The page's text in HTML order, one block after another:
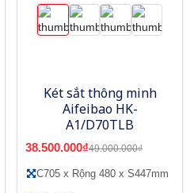
Két sắt thông minh
Aifeibao HK-
A1/D70TLB
38.500.000₫49.000.000₫
C705 x Rộng 480 x S447mm